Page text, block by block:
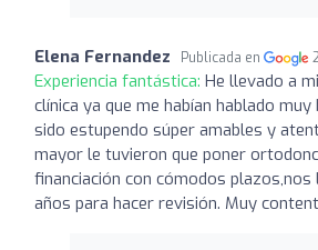
Elena Fernandez Publicada en
Experiencia fantástica: He llevado a
clínica ya que me habían hablado
sido estupendo súper amables y
mayor le tuvieron que poner
financiación con cómodos
años para hacer revisión. Muy